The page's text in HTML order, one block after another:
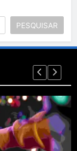
PESQUISAR